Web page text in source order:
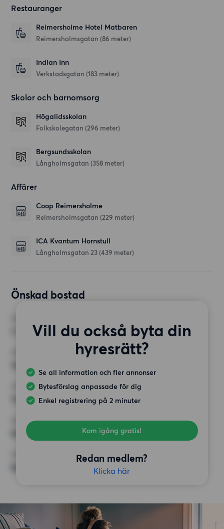
Restauranger
Reimersholme Hotel Matbaren
Reimersholmsgatan (86 meter)
Indian Inn
Verkstadsgatan (183 meter)
Skolor och barnomsorg
Högalidsskolan
Folkskolegatan (296 meter)
Bergsundsskolan
Långholmsgatan (358 meter)
Affärer
Coop Reimersholme
Reimersholmsgatan (229 meter)
ICA Kvantum Hornstull
Långholmsgatan 23 (439 meter)
Önskad bostad
Vill du också byta din
hyresrätt?
Se all information och fler annonser
Bytesförslag anpassade för dig
Enkel registrering på 2 minuter
Kom igång gratis!
Redan medlem?
Klicka här
MINST ANTAL KVADRATMETER
HÖGSTA HYRA
10 000 kr
Balkong,
ÖVRIGA PREFERENSER